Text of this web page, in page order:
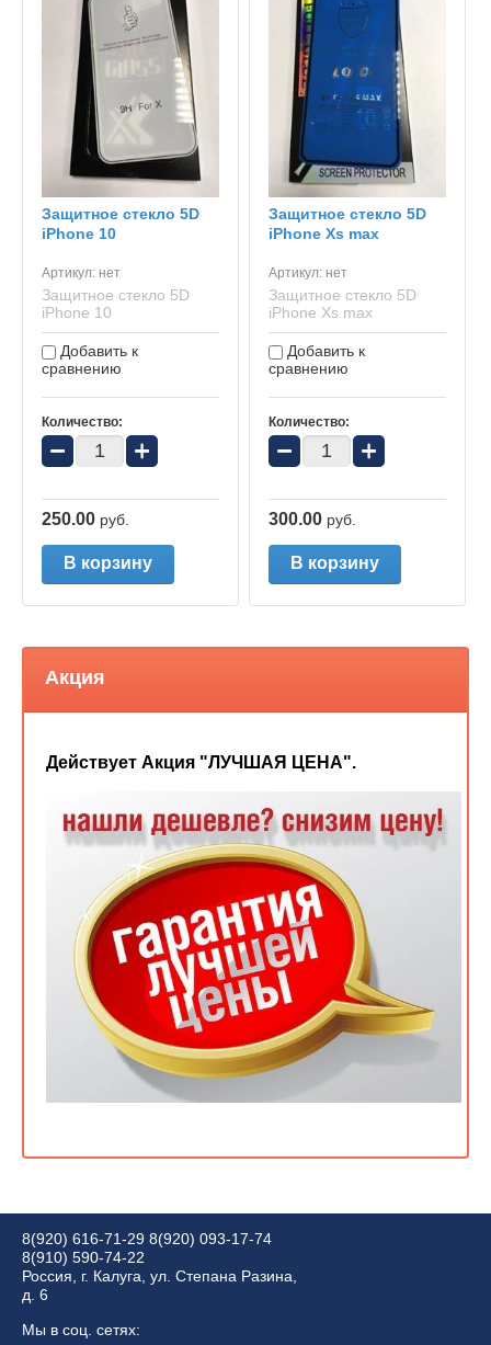
Защитное стекло 5D
iPhone 10
Артикул: нет
Защитное стекло 5D
iPhone 10
Добавить к
сравнению
Количество:
− +
250.00 руб.
В корзину
Защитное стекло 5D
iPhone Xs max
Артикул:нет
Защитное стекло 5D
iPhone Xs max
Добавить к
сравнению
Количество:
− +
300.00 руб.
В корзину
Акция
Действует Акция "ЛУЧШАЯ ЦЕНА".
8(920) 616-71-29 8(920) 093-17-74
8(910) 590-74-22
Россия, г. Калуга, ул. Степана Разина,
д. 6
Мы в соц. сетях: